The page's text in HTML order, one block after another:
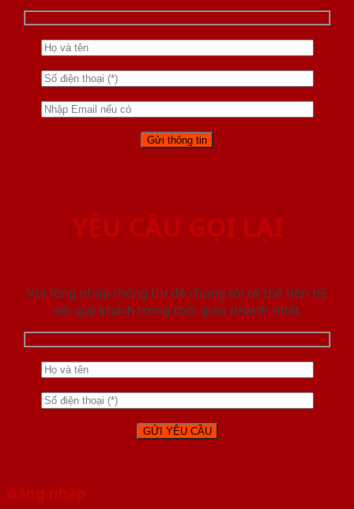
YÊU CẦU GỌI LẠI
Vui lòng nhập thông tin để chúng tôi có thể liên hệ
với quý khách trong thời gian nhanh nhất.
Đăng nhập